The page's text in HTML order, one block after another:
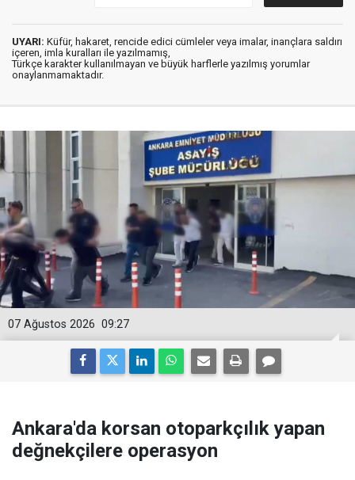
UYARI: Küfür, hakaret, rencide edici cümleler veya imalar, inançlara saldırı
içeren, imla kuralları ile yazılmamış,
Türkçe karakter kullanılmayan ve büyük harflerle yazılmış yorumlar
onaylanmamaktadır.
09:27
07 Ağustos 2026
Ankara'da korsan otoparkçılık yapan
değnekçilere operasyon